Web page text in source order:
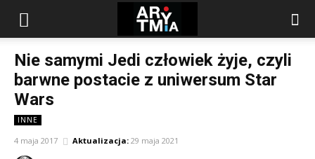
arytmia.eu
Nie samymi Jedi człowiek żyje, czyli
barwne postacie z uniwersum Star
Wars
INNE
4 maja 2017 Aktualizacja: 29 maja 2021